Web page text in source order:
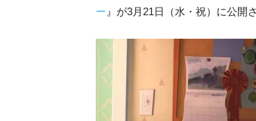
ー 』が3月21日（水・祝）に公開